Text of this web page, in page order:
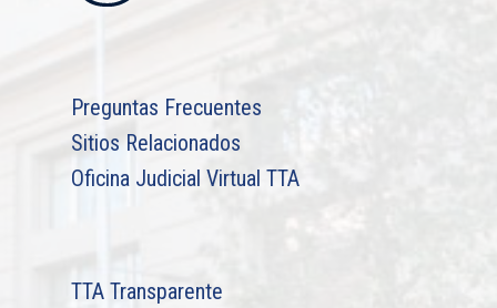
Preguntas Frecuentes
Sitios Relacionados
Oficina Judicial Virtual TTA
TTA Transparente